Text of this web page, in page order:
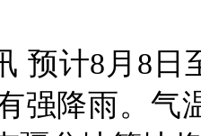
预计8月8日
强降雨。气